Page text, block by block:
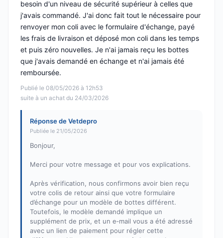
Publié le 08/05/2026 à 12h53
suite à un achat du 24/03/2026
besoin d'un niveau de sécurité supérieur à celles que
j'avais commandé. J'ai donc fait tout le nécessaire pour
renvoyer mon coli avec le formulaire d'échange, payé
les frais de livraison et déposé mon coli dans les temps
et puis zéro nouvelles. Je n'ai jamais reçu les bottes
que j'avais demandé en échange et n'ai jamais été
remboursée.
Réponse de Vetdepro
Publiée le 21/05/2026
Bonjour,
Merci pour votre message et pour vos explications.
Après vérification, nous confirmons avoir bien reçu
votre colis de retour ainsi que votre formulaire
d’échange pour un modèle de bottes différent.
Toutefois, le modèle demandé implique un
supplément de prix, et un e‑mail vous a été adressé
avec un lien de paiement pour régler cette